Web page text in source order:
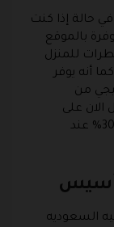
حالة إذا كنت
بالموقع
للمنزل
أنه يوفر
من
الان على
تخفيض كبير وقت عملية الشراء يصل إلى 30% عند
السعوديه